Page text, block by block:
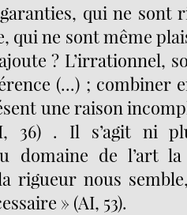
qui ne sont
qui ne sont même
? L’irrationnel,
(...) ; combiner
une raison
36) . Il s’agit ni
domaine de l’art
rigueur nous
» (AI, 53).